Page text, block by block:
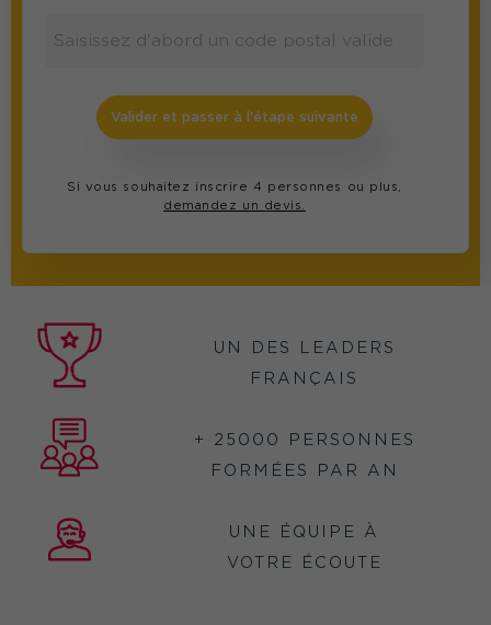
Valider et passer à l'étape suivante
Si vous souhaitez inscrire 4 personnes ou plus,
demandez un devis.
UN DES LEADERS
FRANÇAIS
+ 25000 PERSONNES
FORMÉES PAR AN
UNE ÉQUIPE À
VOTRE ÉCOUTE